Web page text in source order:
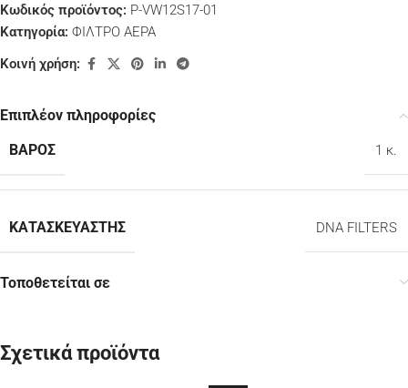
Κωδικός προϊόντος: P-VW12S17-01
Κατηγορία: ΦΙΛΤΡΟ ΑΕΡΑ
Κοινή χρήση:
Επιπλέον πληροφορίες
ΒΆΡΟΣ
1 κ.
ΚΑΤΑΣΚΕΥΑΣΤΉΣ DNA FILTERS
Τοποθετείται σε
Σχετικά προϊόντα